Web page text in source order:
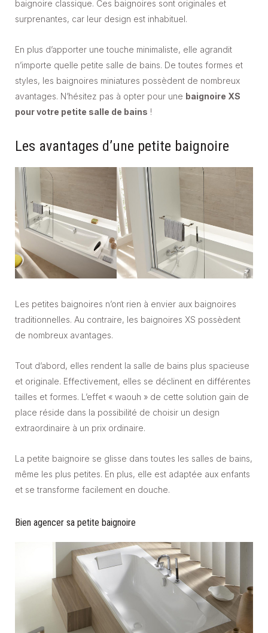
baignoire classique. Ces baignoires sont originales et
surprenantes, car leur design est inhabituel.
En plus d’apporter une touche minimaliste, elle agrandit
n’importe quelle petite salle de bains. De toutes formes et
styles, les baignoires miniatures possèdent de nombreux
avantages. N’hésitez pas à opter pour une baignoire XS
pour votre petite salle de bains !
Les avantages d’une petite baignoire
Les petites baignoires n’ont rien à envier aux baignoires
traditionnelles. Au contraire, les baignoires XS possèdent
de nombreux avantages.
Tout d’abord, elles rendent la salle de bains plus spacieuse
et originale. Effectivement, elles se déclinent en différentes
tailles et formes. L’effet « waouh » de cette solution gain de
place réside dans la possibilité de choisir un design
extraordinaire à un prix ordinaire.
La petite baignoire se glisse dans toutes les salles de bains,
même les plus petites. En plus, elle est adaptée aux enfants
et se transforme facilement en douche.
Bien agencer sa petite baignoire